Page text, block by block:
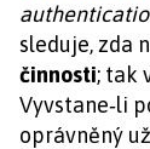
sleduje, zda
činnosti; tak
Vyvstane‑li
oprávněný